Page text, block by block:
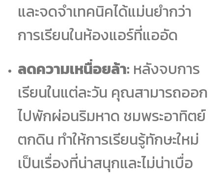
และจดจำเทคนิคได้แม่นยำกว่า
การเรียนในห้องแอร์ที่แออัด
ลดความเหนื่อยล้า: หลังจบการ
เรียนในแต่ละวัน คุณสามารถออก
ไปพักผ่อนริมหาด ชมพระอาทิตย์
ตกดิน ทำให้การเรียนรู้ทักษะใหม่
เป็นเรื่องที่น่าสนุกและไม่น่าเบื่อ